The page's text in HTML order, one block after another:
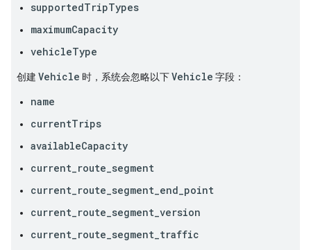
supportedTripTypes
maximumCapacity
vehicleType
创建 Vehicle 时，系统会忽略以下Vehicle 字段：
name
currentTrips
availableCapacity
current_route_segment
current_route_segment_end_point
current_route_segment_version
current_route_segment_traffic